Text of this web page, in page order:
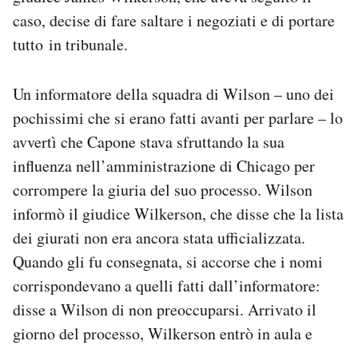
caso, decise di fare saltare i negoziati e di portare
tutto in tribunale.
Un informatore della squadra di Wilson – uno dei
pochissimi che si erano fatti avanti per parlare – lo
avvertì che Capone stava sfruttando la sua
influenza nell’amministrazione di Chicago per
corrompere la giuria del suo processo. Wilson
informò il giudice Wilkerson, che disse che la lista
dei giurati non era ancora stata ufficializzata.
Quando gli fu consegnata, si accorse che i nomi
corrispondevano a quelli fatti dall’informatore:
disse a Wilson di non preoccuparsi. Arrivato il
giorno del processo, Wilkerson entrò in aula e